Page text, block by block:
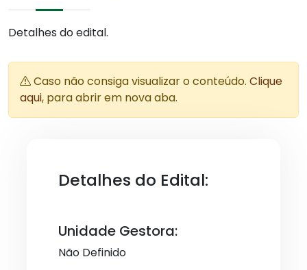
Detalhes do edital.
Caso não consiga visualizar o conteúdo. Clique
aqui, para abrir em nova aba.
Detalhes do Edital:
Unidade Gestora:
Não Definido